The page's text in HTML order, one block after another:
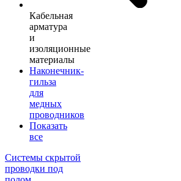
Кабельная
арматура
и
изоляционные
материалы
Наконечник-
гильза
для
медных
проводников
Показать
все
Системы скрытой
проводки под